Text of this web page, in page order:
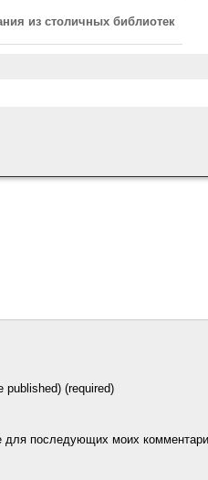
из столичных библиотек
published) (required)
для последующих моих